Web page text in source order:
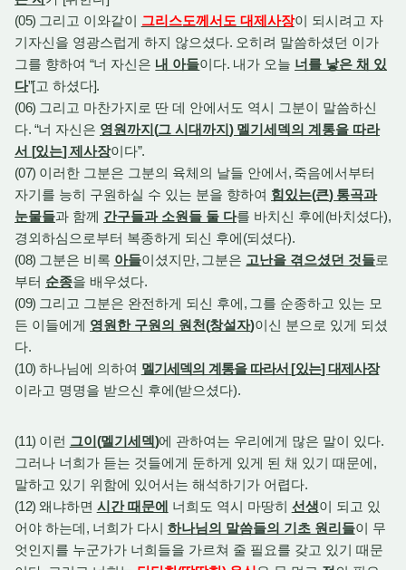
(05) 그리고 이와같이 그리스도께서도 대제사장이 되시려고 자
기자신을 영광스럽게 하지 않으셨다. 오히려 말씀하셨던 이가
그를 향하여 “너 자신은 내 아들이다. 내가 오늘 너를 낳은 채 있
다”[고 하셨다].
(06) 그리고 마찬가지로 딴 데 안에서도 역시 그분이 말씀하신
다. “너 자신은 영원까지(그 시대까지) 멜기세덱의 계통을 따라
서 [있는]제사장이다”.
(07) 이러한 그분은 그분의 육체의 날들 안에서, 죽음에서부터
자기를 능히 구원하실 수 있는 분을 향하여 힘있는(큰) 통곡과
눈물들과 함께 간구들과 소원들 둘 다를 바치신 후에(바치셨다),
경외하심으로부터 복종하게 되신 후에(되셨다).
(08) 그분은 비록 아들이셨지만, 그분은 고난을 겪으셨던 것들로
부터 순종을 배우셨다.
(09) 그리고 그분은 완전하게 되신 후에, 그를 순종하고 있는 모
든 이들에게 영원한 구원의 원천(창설자)이신 분으로 있게 되셨
다.
(10) 하나님에 의하여 멜기세덱의 계통을 따라서[있는]대제사장
이라고 명명을 받으신 후에(받으셨다).
(11) 이런 그이(멜기세덱)에 관하여는 우리에게 많은 말이 있다.
그러나 너희가 듣는 것들에게 둔하게 있게 된 채 있기 때문에,
말하고 있기 위함에 있어서는 해석하기가 어렵다.
(12) 왜냐하면 시간 때문에 너희도 역시 마땅히 선생이 되고 있
어야 하는데, 너희가 다시 하나님의 말씀들의 기초 원리들이 무
엇인지를 누군가가 너희들을 가르쳐 줄 필요를 갖고 있기 때문